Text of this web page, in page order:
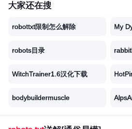
大家还在搜
robottxt限制怎么解除 My
robots目录
WitchTrainer1.6汉化下载
bodybuildermuscle